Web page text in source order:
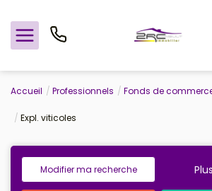
Nos offres
Notre agence
Rejoindre le
Accueil Professionnels Fonds de
Expl. viticoles
Modifier ma recherche